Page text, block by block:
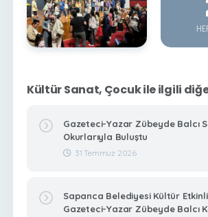
Kültür Sanat, Çocuk ile ilgili
Gazeteci-Yazar Zübeyde Balcı
Okurlarıyla Buluştu
31 Temmuz 2026
Sapanca Belediyesi Kültür
Gazeteci-Yazar Zübeyde Balcı